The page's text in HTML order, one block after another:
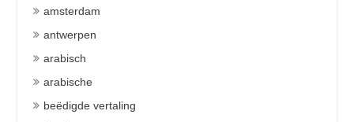
amsterdam
antwerpen
arabisch
arabische
beëdigde vertaling